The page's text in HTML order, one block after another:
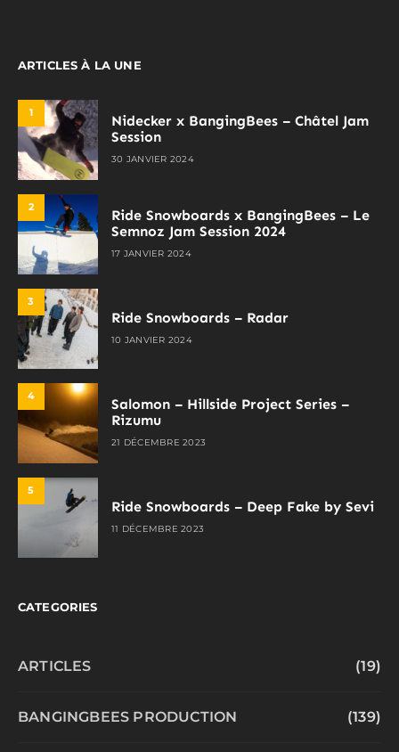
ARTICLES À LA UNE
1
Nidecker x BangingBees – Châtel Jam
Session
30 JANVIER 2024
2
Ride Snowboards x BangingBees – Le
Semnoz Jam Session 2024
17 JANVIER 2024
3
Ride Snowboards – Radar
10 JANVIER 2024
4
Salomon – Hillside Project Series –
Rizumu
21 DÉCEMBRE 2023
5
Ride Snowboards – Deep Fake by Sevi
11 DÉCEMBRE 2023
CATEGORIES
ARTICLES (19)
BANGINGBEES PRODUCTION (139)